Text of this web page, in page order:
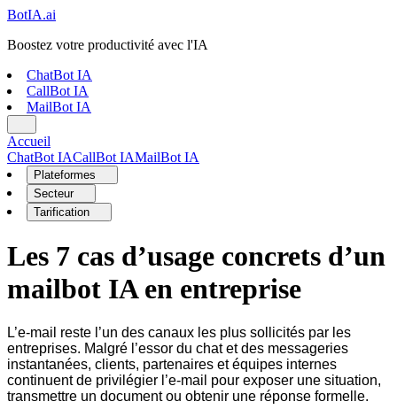
BotIA.ai
Boostez votre productivité avec l'IA
ChatBot IA
CallBot IA
MailBot IA
Accueil
ChatBot IACallBot IAMailBot IA
Plateformes
Secteur
Tarification
Les 7 cas d’usage concrets d’un
mailbot IA en entreprise
L’e-mail reste l’un des canaux les plus sollicités par les
entreprises. Malgré l’essor du chat et des messageries
instantanées, clients, partenaires et équipes internes
continuent de privilégier l’e-mail pour exposer une situation,
transmettre un document ou obtenir une réponse formelle.